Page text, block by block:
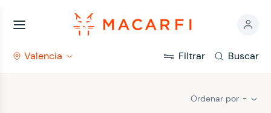
Valencia Filtrar Buscar
Ordenar por -